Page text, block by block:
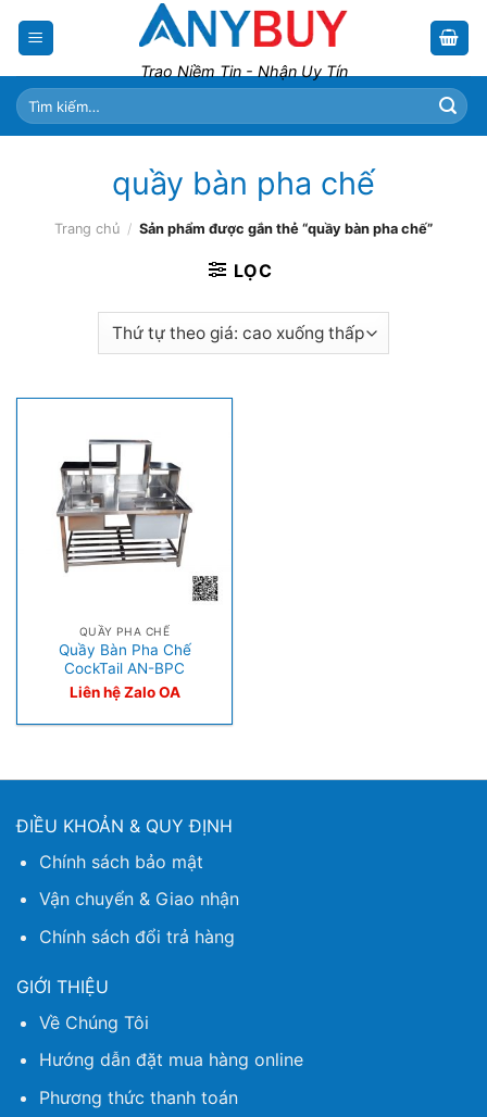
Trao Niềm Tin - Nhận Uy Tín
Tìm
kiếm:
quầy bàn pha chế
Trang chủ / Sản phẩm được gắn thẻ “quầy bàn pha chế”
LỌC
QUẦY PHA CHẾ
Quầy Bàn Pha Chế
CockTail AN-BPC
Liên hệ Zalo OA
ĐIỀU KHOẢN & QUY ĐỊNH
Chính sách bảo mật
Vận chuyển & Giao nhận
Chính sách đổi trả hàng
GIỚI THIỆU
Về Chúng Tôi
Hướng dẫn đặt mua hàng online
Phương thức thanh toán